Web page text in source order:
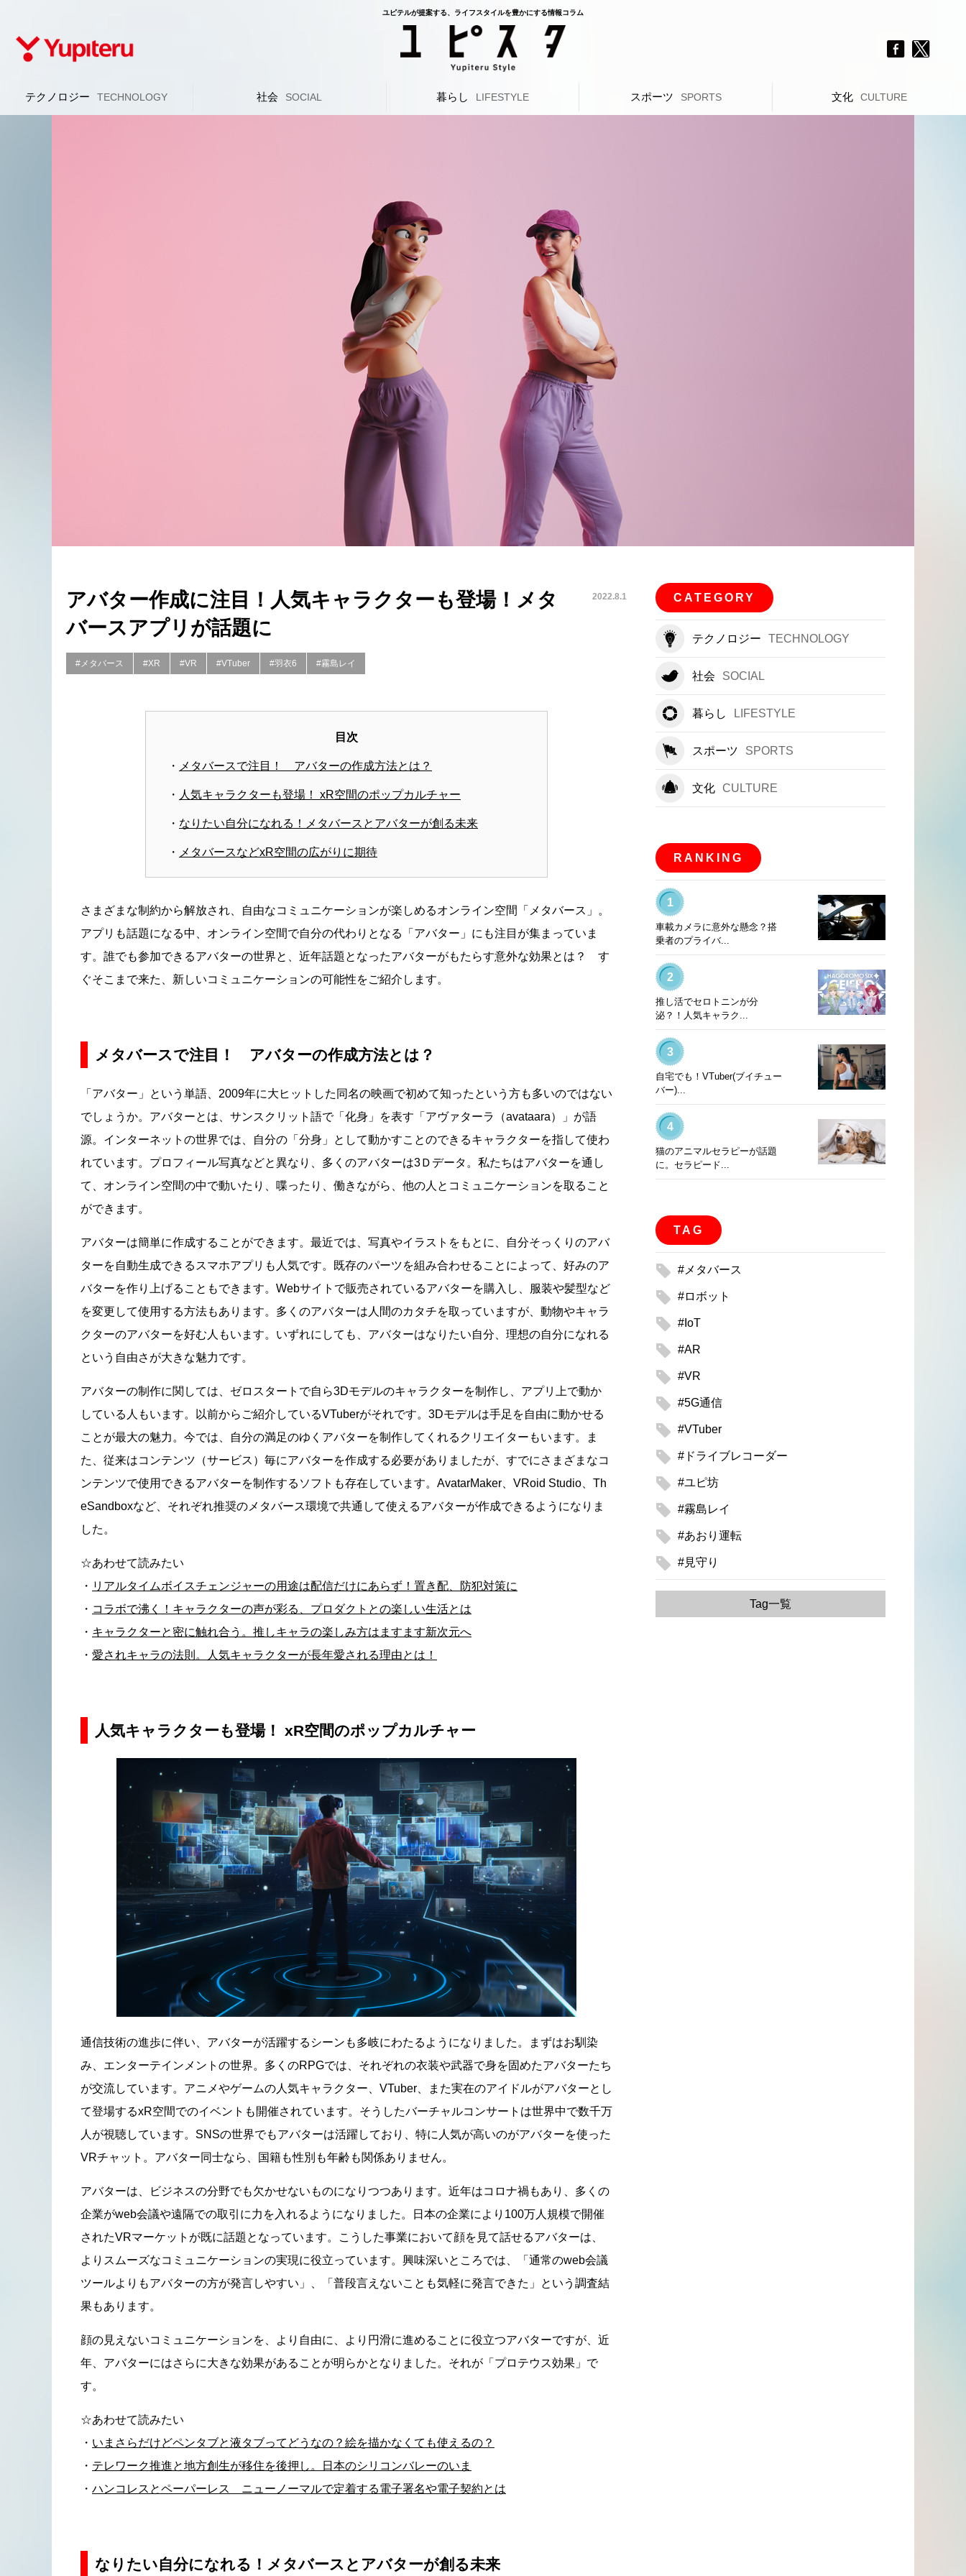
ユピテルが提案する、ライフスタイルを豊かにする情報コラム
テクノロジー TECHNOLOGY 社会 SOCIAL 暮らし LIFESTYLE スポーツ SPORTS 文化 CULTURE
アバター作成に注目！人気キャラクターも登場！メタ
バースアプリが話題に
2022.8.1
#メタバース #XR #VR #VTuber #羽衣6 #霧島レイ
目次
メタバースで注目！ アバターの作成方法とは？
人気キャラクターも登場！ xR空間のポップカルチャー
なりたい自分になれる！メタバースとアバターが創る未来
メタバースなどxR空間の広がりに期待
さまざまな制約から解放され、自由なコミュニケーションが楽しめるオンライン空間「メタバース」。
アプリも話題になる中、オンライン空間で自分の代わりとなる「アバター」にも注目が集まっていま
す。誰でも参加できるアバターの世界と、近年話題となったアバターがもたらす意外な効果とは？ す
ぐそこまで来た、新しいコミュニケーションの可能性をご紹介します。
メタバースで注目！ アバターの作成方法とは？
「アバター」という単語、2009年に大ヒットした同名の映画で初めて知ったという方も多いのではない
でしょうか。アバターとは、サンスクリット語で「化身」を表す「アヴァターラ（avataara）」が語
源。インターネットの世界では、自分の「分身」として動かすことのできるキャラクターを指して使わ
れています。プロフィール写真などと異なり、多くのアバターは3Ｄデータ。私たちはアバターを通し
て、オンライン空間の中で動いたり、喋ったり、働きながら、他の人とコミュニケーションを取ること
ができます。
アバターは簡単に作成することができます。最近では、写真やイラストをもとに、自分そっくりのアバ
ターを自動生成できるスマホアプリも人気です。既存のパーツを組み合わせることによって、好みのア
バターを作り上げることもできます。Webサイトで販売されているアバターを購入し、服装や髪型など
を変更して使用する方法もあります。多くのアバターは人間のカタチを取っていますが、動物やキャラ
クターのアバターを好む人もいます。いずれにしても、アバターはなりたい自分、理想の自分になれる
という自由さが大きな魅力です。
アバターの制作に関しては、ゼロスタートで自ら3Dモデルのキャラクターを制作し、アプリ上で動か
している人もいます。以前からご紹介しているVTuberがそれです。3Dモデルは手足を自由に動かせる
ことが最大の魅力。今では、自分の満足のゆくアバターを制作してくれるクリエイターもいます。ま
た、従来はコンテンツ（サービス）毎にアバターを作成する必要がありましたが、すでにさまざまなコ
ンテンツで使用できるアバターを制作するソフトも存在しています。AvatarMaker、VRoid Studio、Th
eSandboxなど、それぞれ推奨のメタバース環境で共通して使えるアバターが作成できるようになりま
した。
☆あわせて読みたい
・ リアルタイムボイスチェンジャーの用途は配信だけにあらず！置き配、防犯対策に
・ コラボで沸く！キャラクターの声が彩る、プロダクトとの楽しい生活とは
・ キャラクターと密に触れ合う。推しキャラの楽しみ方はますます新次元へ
・ 愛されキャラの法則。人気キャラクターが長年愛される理由とは！
人気キャラクターも登場！ xR空間のポップカルチャー
通信技術の進歩に伴い、アバターが活躍するシーンも多岐にわたるようになりました。まずはお馴染
み、エンターテインメントの世界。多くのRPGでは、それぞれの衣装や武器で身を固めたアバターたち
が交流しています。アニメやゲームの人気キャラクター、VTuber、また実在のアイドルがアバターとし
て登場するxR空間でのイベントも開催されています。そうしたバーチャルコンサートは世界中で数千万
人が視聴しています。SNSの世界でもアバターは活躍しており、特に人気が高いのがアバターを使った
VRチャット。アバター同士なら、国籍も性別も年齢も関係ありません。
アバターは、ビジネスの分野でも欠かせないものになりつつあります。近年はコロナ禍もあり、多くの
企業がweb会議や遠隔での取引に力を入れるようになりました。日本の企業により100万人規模で開催
されたVRマーケットが既に話題となっています。こうした事業において顔を見て話せるアバターは、
よりスムーズなコミュニケーションの実現に役立っています。興味深いところでは、「通常のweb会議
ツールよりもアバターの方が発言しやすい」、「普段言えないことも気軽に発言できた」という調査結
果もあります。
顔の見えないコミュニケーションを、より自由に、より円滑に進めることに役立つアバターですが、近
年、アバターにはさらに大きな効果があることが明らかとなりました。それが「プロテウス効果」で
す。
☆あわせて読みたい
・ いまさらだけどペンタブと液タブってどうなの？絵を描かなくても使えるの？
・ テレワーク推進と地方創生が移住を後押し。日本のシリコンバレーのいま
・ ハンコレスとペーパーレス ニューノーマルで定着する電子署名や電子契約とは
なりたい自分になれる！メタバースとアバターが創る未来
CATEGORY
テクノロジー TECHNOLOGY
社会 SOCIAL
暮らし LIFESTYLE
スポーツ SPORTS
文化 CULTURE
RANKING
1
車載カメラに意外な懸念？搭
乗者のプライバ...
2
推し活でセロトニンが分
泌？！人気キャラク...
3
自宅でも！VTuber(ブイチュー
バー)...
4
猫のアニマルセラピーが話題
に。セラピード...
TAG
#メタバース
#ロボット
#IoT
#AR
#VR
#5G通信
#VTuber
#ドライブレコーダー
#ユピ坊
#霧島レイ
#あおり運転
#見守り
Tag一覧